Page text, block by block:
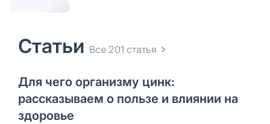
Статьи Все 201 статья
Для чего организму цинк:
рассказываем о пользе и влиянии на
здоровье